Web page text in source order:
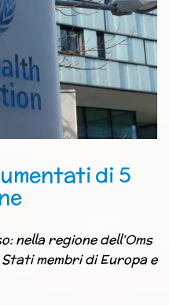
di 5
nella regione dell’Oms
membri di Europa e